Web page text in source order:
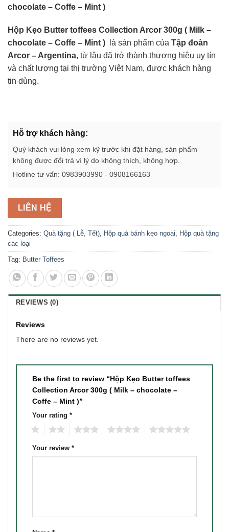
chocolate – Coffe – Mint )
Hộp Kẹo Butter toffees Collection Arcor 300g ( Milk –
chocolate – Coffe – Mint )
là sản phẩm của Tập đoàn
Arcor – Argentina, từ lâu đã trở thành thương hiệu uy tín
và chất lượng tại thị trường Việt Nam, được khách hàng
tin dùng.
Hỗ trợ khách hàng:
Quý khách vui lòng xem kỹ trước khi đặt hàng, sản phẩm
không được đổi trả vì lý do không thích, không hợp.
Hotline tư vấn: 0983903990 - 0908166163
LIÊN HỆ
Categories: Quà tặng ( Lễ, Tết), Hộp quà bánh kẹo ngoại, Hộp quà tặng
các loại
Tag: Butter Toffees
REVIEWS (0)
Reviews
There are no reviews yet.
Be the first to review “Hộp Kẹo Butter toffees
Collection Arcor 300g ( Milk – chocolate –
Coffe – Mint )”
Your rating *
Your review *